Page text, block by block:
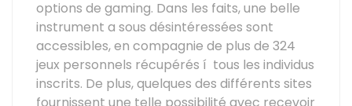
options de gaming. Dans les faits, une belle
instrument a sous désintéressées sont
accessibles, en compagnie de plus de 324
jeux personnels récupérés í tous les individus
inscrits. De plus, quelques des différents sites